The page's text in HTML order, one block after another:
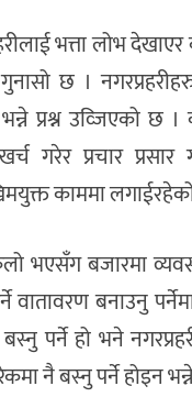
भत्ता लोभ
छ ।
प्रश्न उव्जिएको छ
गरेर प्रचार
काममा
बजारमा
वातावरण बनाउनु
पर्ने हो भने
नै बस्नु पर्ने होइन